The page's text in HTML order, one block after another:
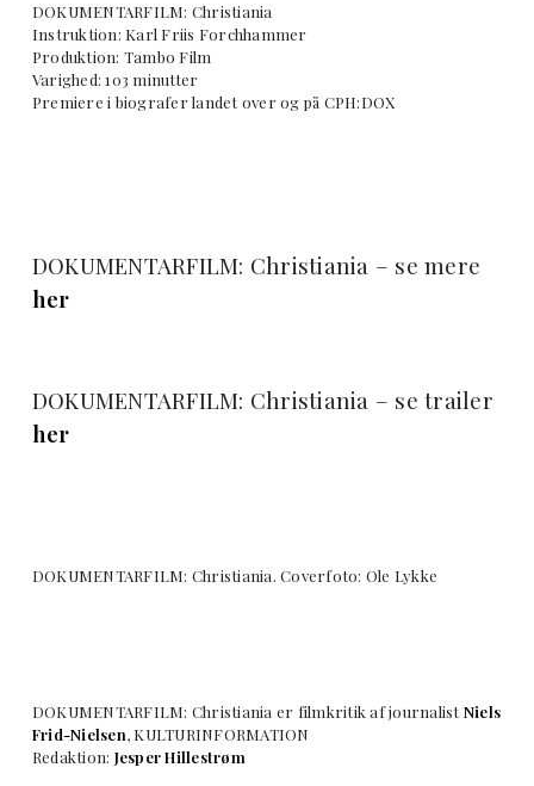
DOKUMENTARFILM: Christiania
Instruktion: Karl Friis Forchhammer
Produktion: Tambo Film
Varighed: 103 minutter
Premiere i biografer landet over og på CPH:DOX
DOKUMENTARFILM: Christiania – se mere
her
DOKUMENTARFILM: Christiania – se trailer
her
DOKUMENTARFILM: Christiania. Coverfoto: Ole Lykke
DOKUMENTARFILM: Christiania er filmkritik af journalistNiels
Frid-Nielsen, KULTURINFORMATION
Redaktion: Jesper Hillestrøm